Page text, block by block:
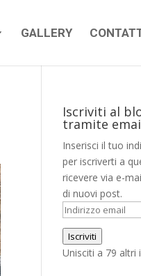
GALLERY
Iscriviti al
tramite
Inserisci il tuo
per iscriverti a
ricevere via e-
di nuovi post.
Indirizzo
email
Iscriviti
Unisciti a 79 altri